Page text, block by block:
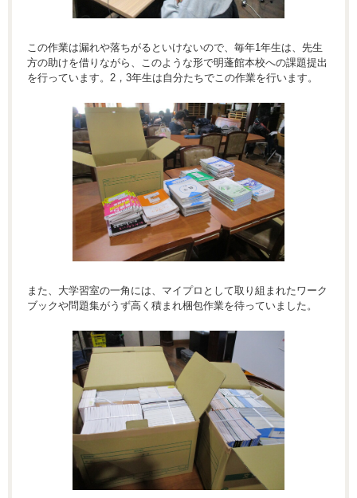
この作業は漏れや落ちがるといけないので、毎年1年生は、先生
方の助けを借りながら、このような形で明蓬館本校への課題提出
を行っています。2，3年生は自分たちでこの作業を行います。
また、大学習室の一角には、マイプロとして取り組まれたワーク
ブックや問題集がうず高く積まれ梱包作業を待っていました。